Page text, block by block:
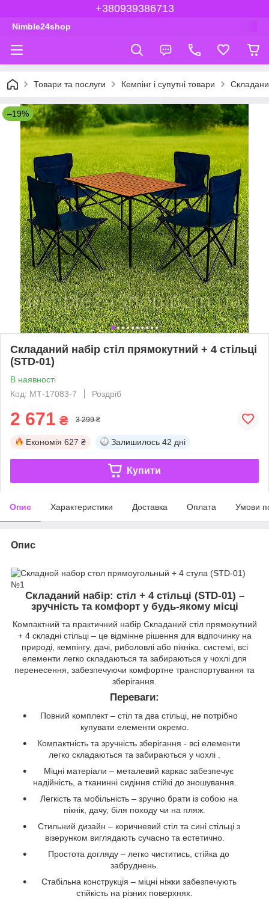
+380939386713
Nimble24shop
Товари та послуги Кемпінг і супутні товари
–19%
Складаний набір стіл прямокутний + 4 стільці
(STD-01)
В наявності
Код: МТ-17083-7
Роздріб
2 671 ₴ 3 299 ₴
Економія 627 ₴ Залишилось 42 дні
Купити
Опис Характеристики Доставка Оплата Умови
Опис
Складаний набір: стіл + 4 стільці (STD-01) –
зручність та комфорт у будь-якому місці
Компактний та практичний набір Складаний стіл прямокутний
+ 4 складні стільці – це відмінне рішення для відпочинку на
природі, кемпінгу, дачі, риболовлі або пікніка. системі, всі
елементи легко складаються та забираються у чохлі для
перенесення, забезпечуючи комфортне транспортування та
зберігання.
Переваги:
Повний комплект – стіл та два стільці, не потрібно
купувати елементи окремо.
Компактність та зручність зберігання - всі елементи
легко складаються та забираються у чохлі .
Міцні матеріали – металевий каркас забезпечує
надійність, а тканинні сидіння стійкі до зношування.
Легкість та мобільність – зручно брати із собою на
пікнік, дачу, біля походу чи на пляж.
Стильний дизайн – коричневий стіл та сині стільці з
візерунком виглядають сучасно та естетично.
Простота догляду – легко чиститись, стійка до
забруднень.
Стабільна конструкція – міцні ніжки забезпечують
стійкість на різних поверхнях.